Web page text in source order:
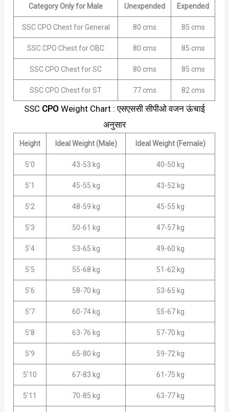
Category Only for Male Unexpended Expended
SSC CPO Chest for General 80 cms 85 cms
SSC CPO Chest for OBC 80 cms 85 cms
SSC CPO Chest for SC 80 cms 85 cms
SSC CPO Chest for ST 77 cms 82 cms
SSC CPO Weight Chart : एसएससी सीपीओ वजन ऊंचाई
अनुसार
Height Ideal Weight (Male) Ideal Weight (Female)
5’0 43-53 kg 40-50 kg
5’1 45-55 kg 43-52 kg
5’2 48-59 kg 45-55 kg
5’3 50-61 kg 47-57 kg
5’4 53-65 kg 49-60 kg
5’5 55-68 kg 51-62 kg
5’6 58-70 kg 53-65 kg
5’7 60-74 kg 55-67 kg
5’8 63-76 kg 57-70 kg
5’9 65-80 kg 59-72 kg
5’10 67-83 kg 61-75 kg
5’11 70-85 kg 63-77 kg